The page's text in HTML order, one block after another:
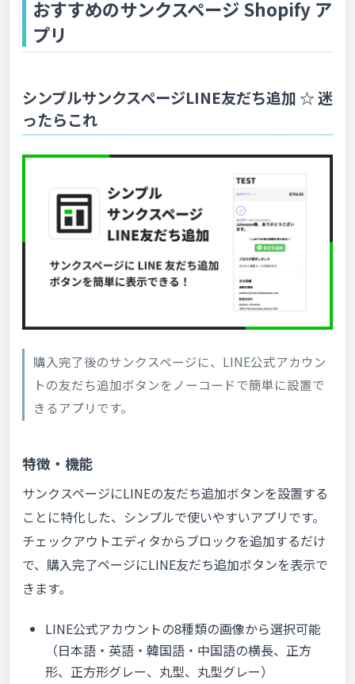
おすすめのサンクスページ Shopify ア
プリ
シンプルサンクスページLINE友だち追加 ☆ 迷
ったらこれ
購入完了後のサンクスページに、LINE公式アカウン
トの友だち追加ボタンをノーコードで簡単に設置で
きるアプリです。
特徴・機能
サンクスページにLINEの友だち追加ボタンを設置する
ことに特化した、シンプルで使いやすいアプリです。
チェックアウトエディタからブロックを追加するだけ
で、購入完了ページにLINE友だち追加ボタンを表示で
きます。
LINE公式アカウントの8種類の画像から選択可能
（日本語・英語・韓国語・中国語の横長、正方
形、正方形グレー、丸型、丸型グレー）